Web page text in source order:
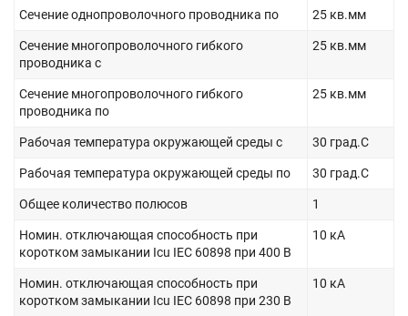
Сечение однопроволочного проводника по 25 кв.мм
Сечение многопроволочного гибкого
проводника с
25 кв.мм
Сечение многопроволочного гибкого
проводника по
25 кв.мм
Рабочая температура окружающей среды с 30 град.C
Рабочая температура окружающей среды по 30 град.C
Общее количество полюсов 1
Номин. отключающая способность при
коротком замыкании Icu IEC 60898 при 400 В
10 кА
Номин. отключающая способность при
коротком замыкании Icu IEC 60898 при 230 В
10 кА